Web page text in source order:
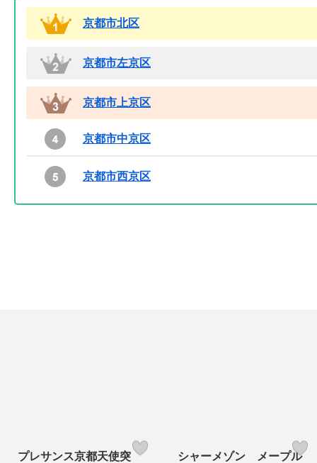
京都市北区
京都市左京区
京都市上京区
京都市中京区
京都市西京区
プレサンス京都天使突
シャーメゾン メープル